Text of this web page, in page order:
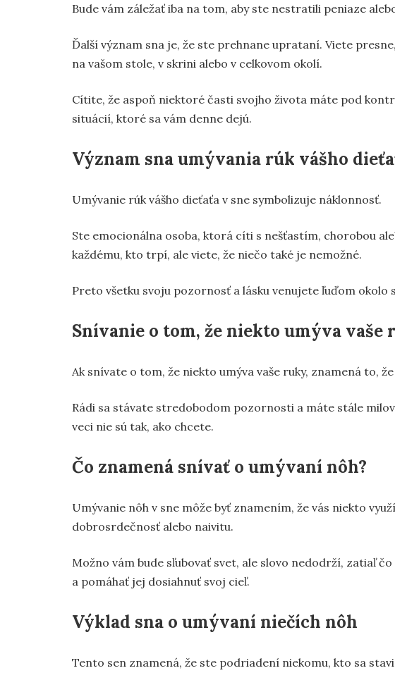
Bude vám záležať iba na tom, aby ste nestratili peniaze
Ďalší význam sna je, že ste prehnane uprataní. Viete
na vašom stole, v skrini alebo v celkovom okolí.
Cítite, že aspoň niektoré časti svojho života máte pod
situácií, ktoré sa vám denne dejú.
Význam sna umývania rúk vášho
Umývanie rúk vášho dieťaťa v sne symbolizuje náklonnosť.
Ste emocionálna osoba, ktorá cíti s nešťastím, chorobou
každému, kto trpí, ale viete, že niečo také je nemožné.
Preto všetku svoju pozornosť a lásku venujete ľuďom okolo
Snívanie o tom, že niekto umýva vaše
Ak snívate o tom, že niekto umýva vaše ruky, znamená to,
Rádi sa stávate stredobodom pozornosti a máte stále
veci nie sú tak, ako chcete.
Čo znamená snívať o umývaní nôh?
Umývanie nôh v sne môže byť znamením, že vás niekto
dobrosrdečnosť alebo naivitu.
Možno vám bude sľubovať svet, ale slovo nedodrží, zatiaľ
a pomáhať jej dosiahnuť svoj cieľ.
Výklad sna o umývaní niečích nôh
Tento sen znamená, že ste podriadení niekomu, kto sa